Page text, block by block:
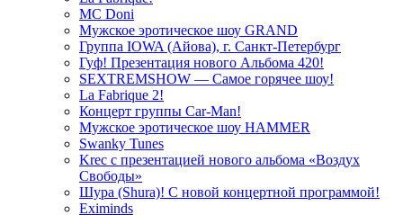
MC Doni
Мужское эротическое шоу GRAND
Группа IOWA (Айова), г. Санкт-Петербург
Гуф! Презентация нового Альбома 420!
SEXTREMSHOW — Самое горячее шоу!
La Fabrique 2!
Концерт группы Car-Man!
Мужское эротическое шоу HAMMER
Swanky Tunes
Krec с презентацией нового альбома «Воздух
Свободы»
Шура (Shura)! С новой концертной программой!
Eximinds